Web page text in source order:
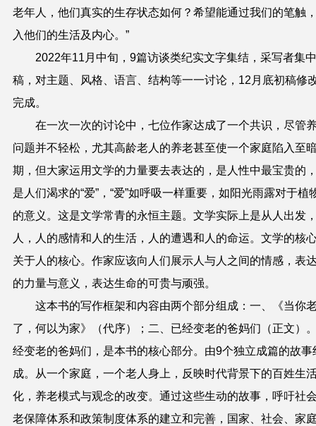
老年人，他们真实的生存状态如何？希望能通过我们的笔触
入他们的生活及内心。”
2022年11月中旬，9篇访谈类纪实文字集结，采写者集
稿，对主题、风格、语言、结构等一一讨论，12月底初稿修
完成。
在一次一次的讨论中，七位作家达成了一个共识，尽管
问题并不轻松，尤其高龄老人的养老甚至使一个家庭陷入至
期，但大家运用文学的力量要去表达的，是人性中最宝贵的
是人们渴求的“爱”，“爱”如呼吸一样重要，如阳光雨露对于植
的意义。这是文学常青的永恒主题。文学实际上是从人出发
人，人的感情和人的生活，人的遭遇和人的命运。文学的核
关于人的核心。作家应该向人们展示人与人之间的情感，表
的力量与意义，表达生命的可贵与顽强。
这本书的写作框架和内容由两个部分组成：一、《当你
了，何以为家》（代序）；二、已经变老的爸妈们（正文）
经变老的爸妈们，是本书的核心部分。由9个独立成篇的故事
成。从一个家庭，一个老人身上，反映时代背景下的百姓生
化，养老模式与观念的改变。通过这些生动的故事，呼吁社
老保障体系和政策制度体系的建立和完善，国家、社会、家